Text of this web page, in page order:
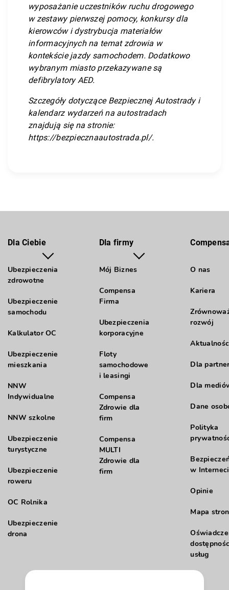
wyposażanie uczestników ruchu drogowego
w zestawy pierwszej pomocy, konkursy dla
kierowców i dystrybucja materiałów
informacyjnych na temat zdrowia w
kontekście jazdy samochodem. Dodatkowo
wybranym miasto przekazywane są
defibrylatory AED.
Szczegóły dotyczące Bezpiecznej Autostrady i
kalendarz wydarzeń na autostradach
znajdują się na stronie:
https://bezpiecznaautostrada.pl/.
Dla Ciebie
Ubezpieczenia
zdrowotne
Ubezpieczenie
samochodu
Kalkulator OC
Ubezpieczenie
mieszkania
NNW
Indywidualne
NNW szkolne
Ubezpieczenie
turystyczne
Ubezpieczenie
roweru
OC Rolnika
Ubezpieczenie
drona
Dla firmy
Mój Biznes
Compensa
Firma
Ubezpieczenia
korporacyjne
Floty
samochodowe
i leasingi
Compensa
Zdrowie dla
firm
Compensa
MULTI
Zdrowie dla
firm
O nas
Kariera
rozwój
Dla
Dla
Dane
Polityka
w
Opinie
Mapa
usług